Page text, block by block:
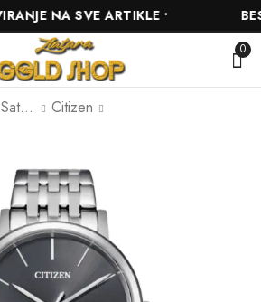
NA SVE ARTIKLE •
0
Muški Satovi Citizen